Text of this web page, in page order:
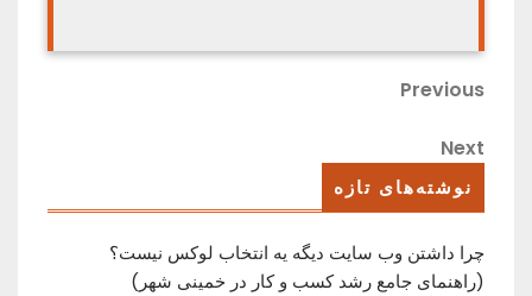
راهبری
نوشته
Previous
Previous
Next
Next
نوشته‌های تازه
چرا داشتن وب سایت دیگه یه انتخاب لوکس نیست؟
(راهنمای جامع رشد کسب ‌و کار در خمینی ‌شهر)